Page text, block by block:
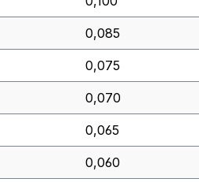
0,085
0,075
0,070
0,065
0,060